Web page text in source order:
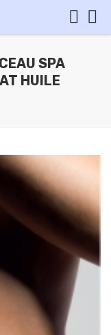
SPA
HUILE